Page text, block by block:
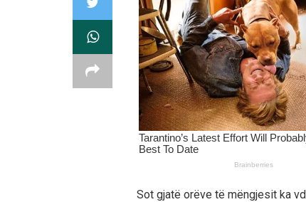
Sot gjatë orëve të mëngjesit ka